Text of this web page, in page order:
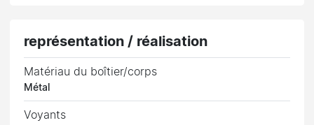
représentation / réalisation
Matériau du boîtier/corps
Métal
Voyants